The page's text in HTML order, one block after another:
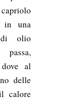
in una
olio
al
delle
calore